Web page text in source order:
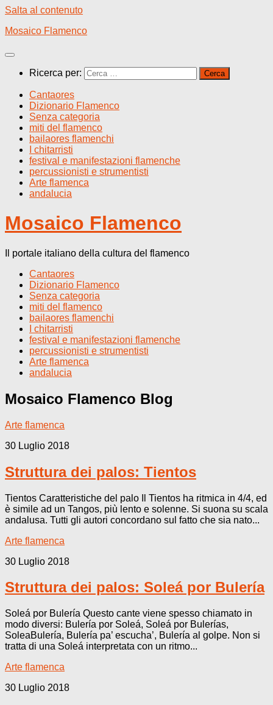
Salta al contenuto
Mosaico Flamenco
Ricerca per:
Cantaores
Dizionario Flamenco
Senza categoria
miti del flamenco
bailaores flamenchi
I chitarristi
festival e manifestazioni flamenche
percussionisti e strumentisti
Arte flamenca
andalucia
Mosaico Flamenco
Il portale italiano della cultura del flamenco
Cantaores
Dizionario Flamenco
Senza categoria
miti del flamenco
bailaores flamenchi
I chitarristi
festival e manifestazioni flamenche
percussionisti e strumentisti
Arte flamenca
andalucia
Mosaico Flamenco Blog
Arte flamenca
30 Luglio 2018
Struttura dei palos: Tientos
Tientos Caratteristiche del palo Il Tientos ha ritmica in 4/4, ed
è simile ad un Tangos, più lento e solenne. Si suona su scala
andalusa. Tutti gli autori concordano sul fatto che sia nato...
Arte flamenca
30 Luglio 2018
Struttura dei palos: Soleá por Bulería
Soleá por Bulería Questo cante viene spesso chiamato in
modo diversi: Bulería por Soleá, Soleá por Bulerías,
SoleaBulería, Bulería pa’ escucha’, Bulería al golpe. Non si
tratta di una Soleá interpretata con un ritmo...
Arte flamenca
30 Luglio 2018